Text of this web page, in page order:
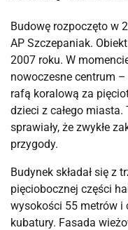
Budowę rozpoczęto w
AP Szczepaniak.
2007 roku. W
nowoczesne centrum
rafą koralową za
dzieci z całego miasta.
sprawiały, że zwykłe
przygody.
Budynek składał się z
pięciobocznej części
wysokości 55 metrów i
kubatury. Fasada